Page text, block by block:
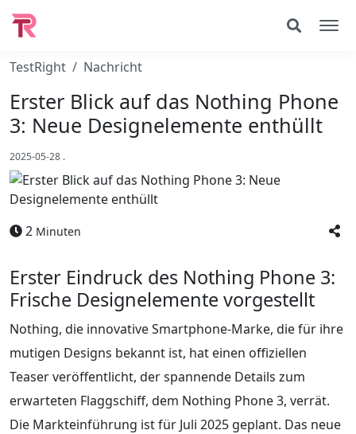
TestRight Nachricht
Erster Blick auf das Nothing Phone
3: Neue Designelemente enthüllt
2025-05-28 .
2 Minuten
Erster Eindruck des Nothing Phone 3:
Frische Designelemente vorgestellt
Nothing, die innovative Smartphone-Marke, die für ihre
mutigen Designs bekannt ist, hat einen offiziellen
Teaser veröffentlicht, der spannende Details zum
erwarteten Flaggschiff, dem Nothing Phone 3, verrät.
Die Markteinführung ist für Juli 2025 geplant. Das neue